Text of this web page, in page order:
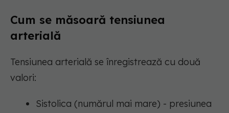
Cum se măsoară tensiunea
arterială
Tensiunea arterială se înregistrează cu două
valori:
Sistolica (numărul mai mare) - presiunea